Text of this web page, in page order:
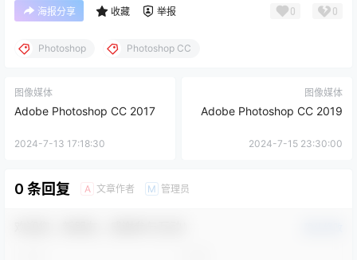
海报分享 收藏 举报 0 0
Photoshop Photoshop CC
图像媒体
Adobe Photoshop CC 2017
2024-7-13 17:18:30
图像媒体
Adobe Photoshop CC 2019
2024-7-15 23:30:00
0 条回复 A 文章作者 M 管理员